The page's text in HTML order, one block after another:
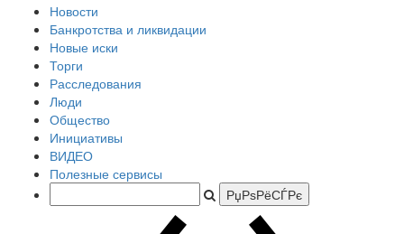
Новости
Банкротства и ликвидации
Новые иски
Торги
Расследования
Люди
Общество
Инициативы
ВИДЕО
Полезные сервисы